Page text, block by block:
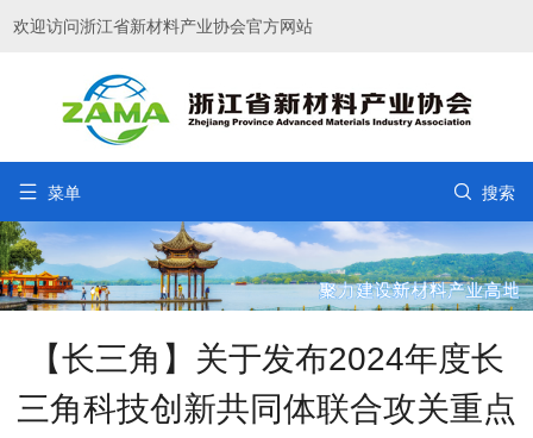
欢迎访问浙江省新材料产业协会官方网站
 菜单  搜索
【长三角】关于发布2024年度长
三角科技创新共同体联合攻关重点